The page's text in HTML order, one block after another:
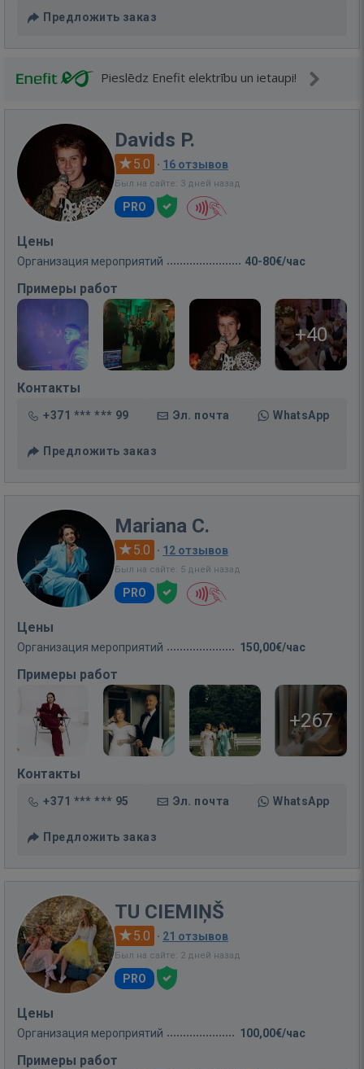
Предложить заказ
Pieslēdz Enefit elektrību un ietaupi!
Davids P.
5.0 · 16 отзывов
Был на сайте: 3 дней назад
PRO
Цены
Организация мероприятий 40-80€/час
Примеры работ
+40
Контакты
+371 *** *** 99 Эл. почта WhatsApp
Предложить заказ
Mariana C.
5.0 · 12 отзывов
Был на сайте: 5 дней назад
PRO
Цены
Организация мероприятий 150,00€/час
Примеры работ
+267
Контакты
+371 *** *** 95 Эл. почта WhatsApp
Предложить заказ
TU CIEMIŅŠ
5.0 · 21 отзывов
Был на сайте: 2 дней назад
PRO
Цены
Организация мероприятий 100,00€/час
Примеры работ